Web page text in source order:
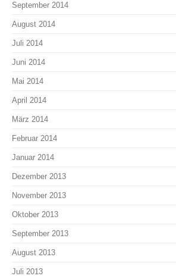
September 2014
August 2014
Juli 2014
Juni 2014
Mai 2014
April 2014
März 2014
Februar 2014
Januar 2014
Dezember 2013
November 2013
Oktober 2013
September 2013
August 2013
Juli 2013